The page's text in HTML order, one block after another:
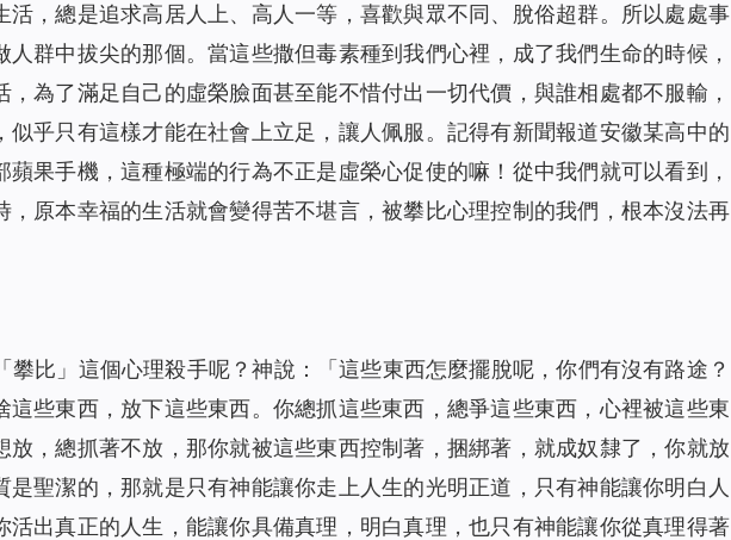
活，總是追求高居人上、高人一等，喜歡與眾不同、脫俗超群。所以處處事
群中拔尖的那個。當這些撒但毒素種到我們心裡，成了我們生命的時候，
為了滿足自己的虛榮臉面甚至能不惜付出一切代價，與誰相處都不服輸，
似乎只有這樣才能在社會上立足，讓人佩服。記得有新聞報道安徽某高中的
果手機，這種極端的行為不正是虛榮心促使的嘛！從中我們就可以看到，
，原本幸福的生活就會變得苦不堪言，被攀比心理控制的我們，根本沒法再
攀比」這個心理殺手呢？神說：「這些東西怎麼擺脫呢，你們有沒有路途？
這些東西，放下這些東西。你總抓這些東西，總爭這些東西，心裡被這些東
放，總抓著不放，那你就被這些東西控制著，捆綁著，就成奴隸了，你就放
是聖潔的，那就是只有神能讓你走上人生的光明正道，只有神能讓你明白人
活出真正的人生，能讓你具備真理，明白真理，也只有神能讓你從真理得著